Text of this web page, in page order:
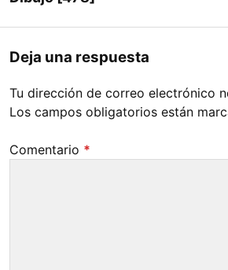
Deja una respuesta
Tu dirección de correo electrónico
Los campos obligatorios están
Comentario *